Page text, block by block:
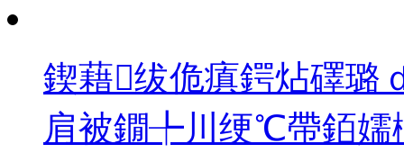
鍥藉绂佹瘨鍔炶礋璐
肩被鐗╄川绠℃帶銆嬬